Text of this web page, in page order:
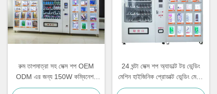
রুম তাপমাত্রা সহ সেক্স শপ OEM
ODM এর জন্য 150W কম্বিনেশন
ভেন্ডিং মেশিন
24 ঘন্টা সেক্স শপ অ্যাডাল্ট টয় ভেন্ডিং
মেশিন হাইজিনিক প্রোডাক্ট ভেন্ডিং মেশিন
সেক্সি ডল ভেন্ডিং মেশিন